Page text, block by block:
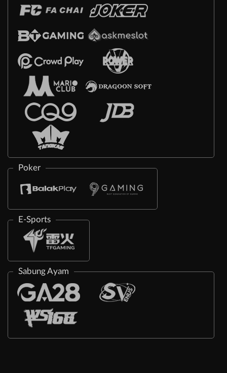
Poker
E-Sports
Sabung Ayam